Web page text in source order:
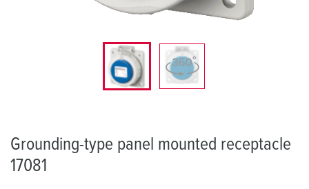
Grounding-type panel mounted receptacle
17081